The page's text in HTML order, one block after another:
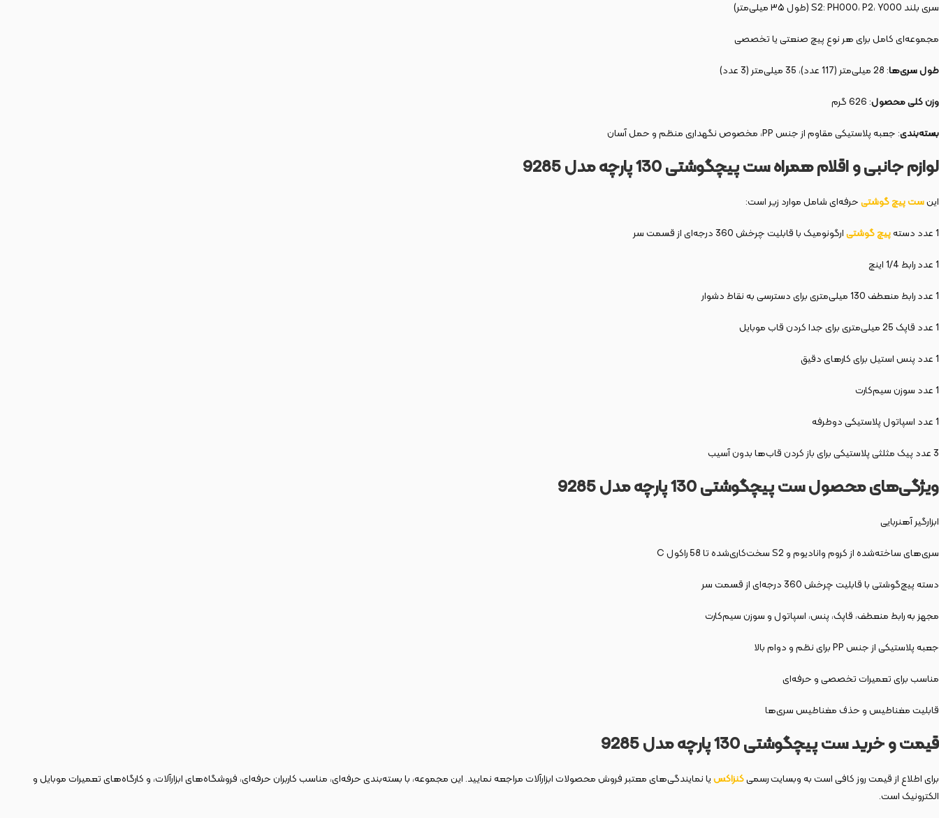
سری بلند S2: PH000، P2، Y000 (طول ۳۵ میلی‌متر)
مجموعه‌ای کامل برای هر نوع پیچ صنعتی یا تخصصی
طول سری‌ها: 28 میلی‌متر (117 عدد)، 35 میلی‌متر (3 عدد)
وزن کلی محصول: 626 گرم
بسته‌بندی: جعبه پلاستیکی مقاوم از جنس PP، مخصوص نگهداری منظم و حمل آسان
لوازم جانبی و اقلام همراه ست پیچگوشتی 130 پارچه مدل 9285
اینست پیچ گوشتیحرفه‌ای شامل موارد زیر است:
1 عدد دسته پیچ گوشتیارگونومیک با قابلیت چرخش 360 درجه‌ای از قسمت سر
1 عدد رابط 1/4 اینچ
1 عدد رابط منعطف 130 میلی‌متری برای دسترسی به نقاط دشوار
1 عدد قاپک 25 میلی‌متری برای جدا کردن قاب موبایل
1 عدد پنس استیل برای کارهای دقیق
1 عدد سوزن سیم‌کارت
1 عدد اسپاتول پلاستیکی دوطرفه
3 عدد پیک مثلثی پلاستیکی برای باز کردن قاب‌ها بدون آسیب
ویژگی‌های محصول ست پیچگوشتی 130 پارچه مدل 9285
ابزارگیر آهنربایی
سری‌های ساخته‌شده از کروم وانادیوم و S2 سخت‌کاری‌شده تا 58 راکول C
دسته پیچ‌گوشتی با قابلیت چرخش 360 درجه‌ای از قسمت سر
مجهز به رابط منعطف، قاپک، پنس، اسپاتول و سوزن سیم‌کارت
جعبه پلاستیکی از جنس PP برای نظم و دوام بالا
مناسب برای تعمیرات تخصصی و حرفه‌ای
قابلیت مغناطیس و حذف مغناطیس سری‌ها
قیمت و خرید ست پیچگوشتی 130 پارچه مدل 9285
برای اطلاع از قیمت روز کافی است به وبسایت رسمیکنزاکسیا نمایندگی‌های معتبر فروش محصولات ابزارآلات مراجعه نمایید. این مجموعه، با بسته‌بندی حرفه‌ای، مناسب کاربران حرفه‌ای، فروشگاه‌های ابزارآلات، و کارگاه‌های تعمیرات موبایل و
الکترونیک است.